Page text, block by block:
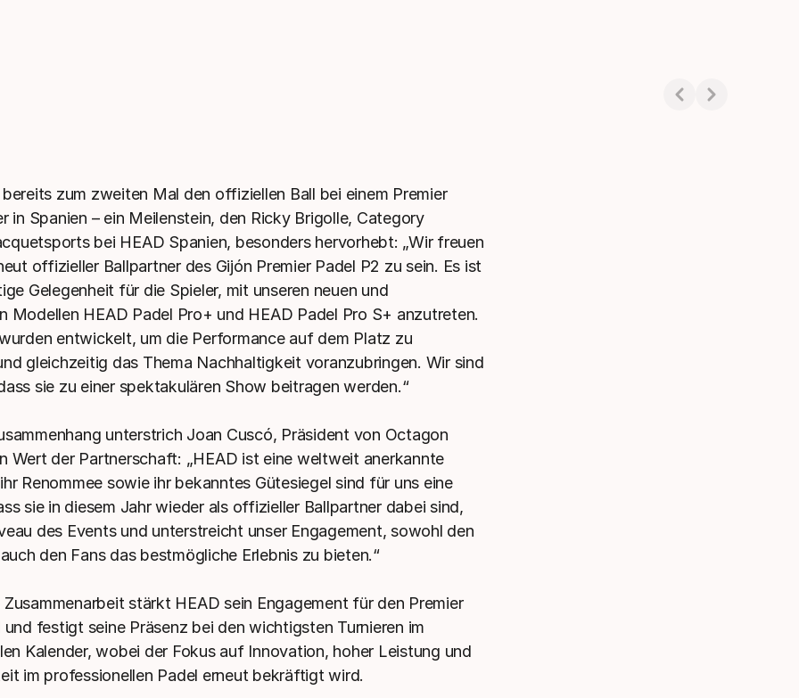
zum zweiten Mal den offiziellen Ball bei einem Premier
in Spanien – ein Meilenstein, den Ricky Brigolle, Category
bei HEAD Spanien, besonders hervorhebt: „Wir freuen
offizieller Ballpartner des Gijón Premier Padel P2 zu sein. Es ist
Gelegenheit für die Spieler, mit unseren neuen und
Modellen HEAD Padel Pro+ und HEAD Padel Pro S+ anzutreten.
entwickelt, um die Performance auf dem Platz zu
gleichzeitig das Thema Nachhaltigkeit voranzubringen. Wir sind
sie zu einer spektakulären Show beitragen werden.“
unterstrich Joan Cuscó, Präsident von Octagon
Wert der Partnerschaft: „HEAD ist eine weltweit anerkannte
Renommee sowie ihr bekanntes Gütesiegel sind für uns eine
sie in diesem Jahr wieder als offizieller Ballpartner dabei sind,
des Events und unterstreicht unser Engagement, sowohl den
den Fans das bestmögliche Erlebnis zu bieten.“
Zusammenarbeit stärkt HEAD sein Engagement für den Premier
und festigt seine Präsenz bei den wichtigsten Turnieren im
Kalender, wobei der Fokus auf Innovation, hoher Leistung und
im professionellen Padel erneut bekräftigt wird.